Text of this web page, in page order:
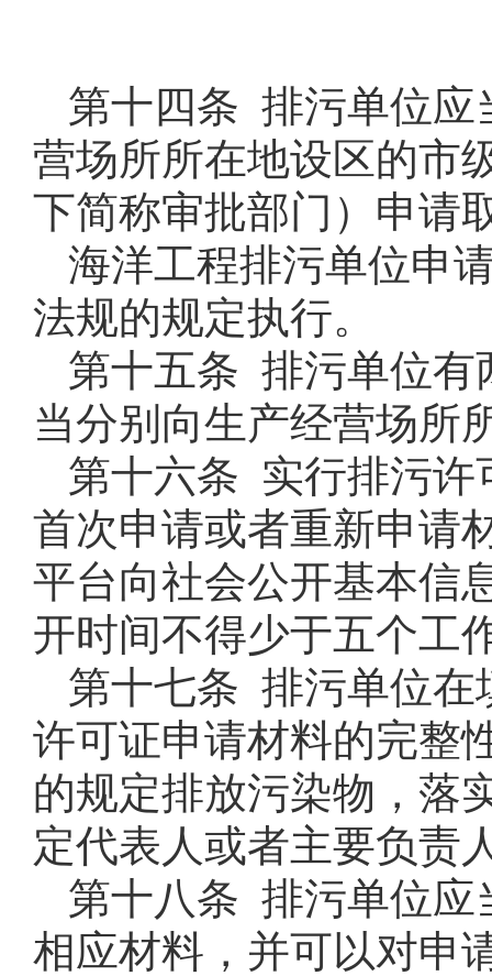
第十四条 排污单位应
营场所所在地设区的市
下简称审批部门）申请
海洋工程排污单位申
法规的规定执行。
第十五条 排污单位有
当分别向生产经营场所
第十六条 实行排污许
首次申请或者重新申请
平台向社会公开基本信
开时间不得少于五个工
第十七条 排污单位在
许可证申请材料的完整
的规定排放污染物，落
定代表人或者主要负责
第十八条 排污单位应
相应材料，并可以对申